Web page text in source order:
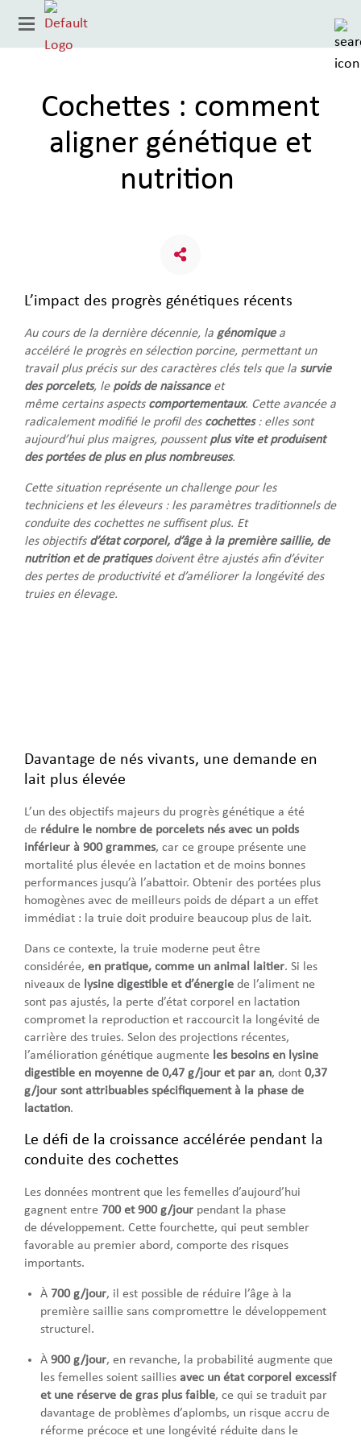
Cochettes : comment
aligner génétique et
nutrition
L’impact des progrès génétiques récents
Au cours de la dernière décennie, la génomiquea
accéléré le progrès en sélection porcine, permettant un
travail plus précis sur des caractères clés tels que la survie
des porcelets, le poids de naissanceet
même certains aspects comportementaux. Cette avancée a
radicalement modifié le profil des cochettes : elles sont
aujourd’hui plus maigres, poussentplus vite et produisent
des portées de plus en plus nombreuses.
Cette situation représente un challenge pour les
techniciens et les éleveurs : les paramètres traditionnels de
conduite des cochettes ne suffisent plus. Et
les objectifs d’état corporel, d’âge à la première saillie, de
nutrition et de pratiquesdoivent être ajustés afin d’éviter
des pertes de productivité et d’améliorer la longévité des
truies en élevage.
Davantage de nés vivants, une demande en
lait plus élevée
L’un des objectifs majeurs du progrès génétique a été
de réduire le nombre de porcelets nés avec un poids
inférieur à 900 grammes, car ce groupe présente une
mortalité plus élevée en lactation et de moins bonnes
performances jusqu’à l’abattoir. Obtenir des portées plus
homogènes avec de meilleurs poids de départ a un effet
immédiat : la truie doit produire beaucoup plus de lait.
Dans ce contexte, la truie moderne peut être
considérée, en pratique, comme un animal laitier. Si les
niveaux de lysine digestible et d’énergie de l’aliment ne
sont pas ajustés, la perte d’état corporel en lactation
compromet la reproduction et raccourcit la longévité de
carrière des truies. Selon des projections récentes,
l’amélioration génétique augmente les besoins en lysine
digestible en moyenne de 0,47 g/jour et par an, dont 0,37
g/jour sont attribuables spécifiquement à la phase de
lactation.
Le défi de la croissance accélérée pendant la
conduite des cochettes
Les données montrent que les femelles d’aujourd’hui
gagnent entre 700 et 900 g/jour pendant la phase
de développement. Cette fourchette, qui peut sembler
favorable au premier abord, comporte des risques
importants.
À 700 g/jour, il est possible de réduire l’âge à la
première saillie sans compromettre le développement
structurel.
À 900 g/jour, en revanche, la probabilité augmente que
les femelles soient saillies avec un état corporel excessif
et une réserve de gras plus faible, ce qui se traduit par
davantage de problèmes d’aplombs, un risque accru de
réforme précoce et une longévité réduite dans le